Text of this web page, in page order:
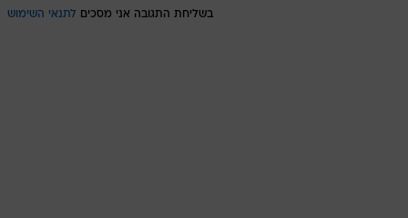
בשליחת התגובה אני מסכים לתנאי השימוש